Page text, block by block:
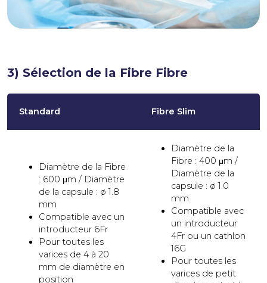
3) Sélection de la Fibre Fibre
Standard Fibre Slim
Diamètre de la Fibre
: 600 μm / Diamètre
de la capsule : ø 1.8
mm
Compatible avec un
introducteur 6Fr
Pour toutes les
varices de 4 à 20
mm de diamètre en
position
Diamètre de la
Fibre : 400 μm /
Diamètre de la
capsule : ø 1.0
mm
Compatible avec
un introducteur
4Fr ou un cathlon
16G
Pour toutes les
varices de petit